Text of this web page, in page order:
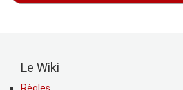
Le Wiki